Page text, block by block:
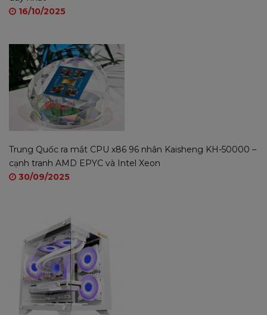
sách chiết khấu đại lý tốt nhất trong tháng 07 2020.
sau:https://bit.ly/dangkymixie2020
16/10/2025
Trung Quốc ra mắt CPU x86 96 nhân Kaisheng KH-50000 –
cạnh tranh AMD EPYC và Intel Xeon
30/09/2025